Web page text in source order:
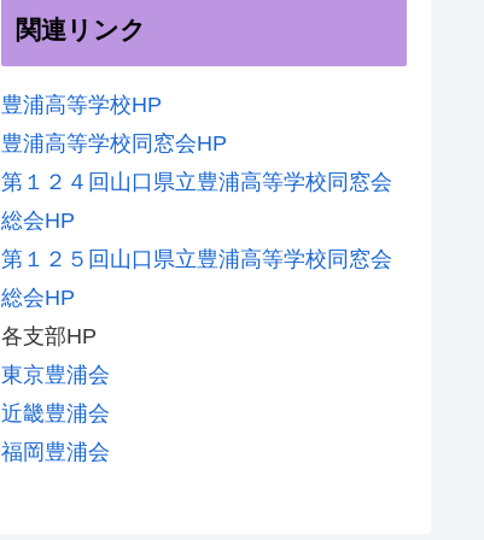
関連リンク
豊浦高等学校HP
豊浦高等学校同窓会HP
第１２４回山口県立豊浦高等学校同窓会
総会HP
第１２５回山口県立豊浦高等学校同窓会
総会HP
各支部HP
東京豊浦会
近畿豊浦会
福岡豊浦会